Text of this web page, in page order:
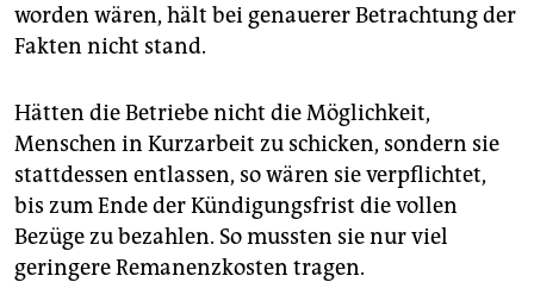
worden wären, hält bei genauerer Betrachtung der
Fakten nicht stand.
Hätten die Betriebe nicht die Möglichkeit,
Menschen in Kurzarbeit zu schicken, sondern sie
stattdessen entlassen, so wären sie verpflichtet,
bis zum Ende der Kündigungsfrist die vollen
Bezüge zu bezahlen. So mussten sie nur viel
geringere Remanenzkosten tragen.